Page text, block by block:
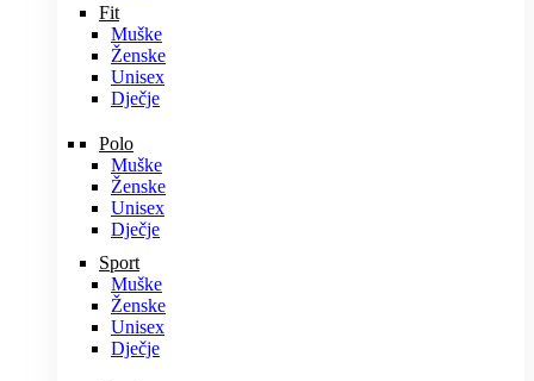
Fit
Muške
Ženske
Unisex
Dječje
Polo
Muške
Ženske
Unisex
Dječje
Sport
Muške
Ženske
Unisex
Dječje